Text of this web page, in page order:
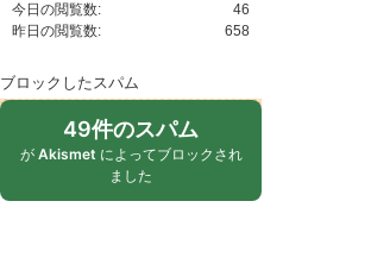
46
今日の閲覧数:
658
昨日の閲覧数:
ブロックしたスパム
49件のスパム
が Akismet によってブロックされ
ました